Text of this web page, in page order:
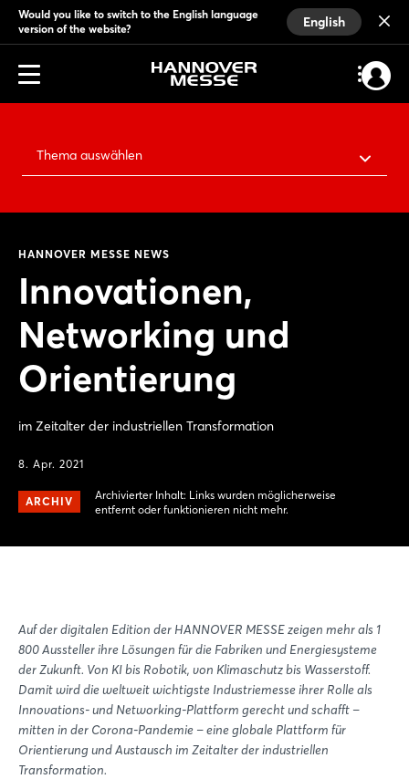
Would you like to switch to the English language
version of the website?
English
Thema auswählen
HANNOVER MESSE NEWS
Innovationen,
Networking und
Orientierung
im Zeitalter der industriellen Transformation
8. Apr. 2021
ARCHIV
Archivierter Inhalt: Links wurden möglicherweise
entfernt oder funktionieren nicht mehr.
Auf der digitalen Edition der HANNOVER MESSE zeigen mehr als 1
800 Aussteller ihre Lösungen für die Fabriken und Energiesysteme
der Zukunft. Von KI bis Robotik, von Klimaschutz bis Wasserstoff.
Damit wird die weltweit wichtigste Industriemesse ihrer Rolle als
Innovations- und Networking-Plattform gerecht und schafft –
mitten in der Corona-Pandemie – eine globale Plattform für
Orientierung und Austausch im Zeitalter der industriellen
Transformation.